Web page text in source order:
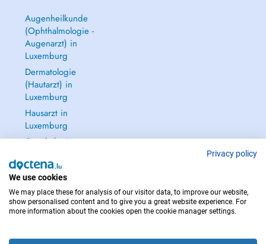
Augenheilkunde
(Ophthalmologie -
Augenarzt) in
Luxemburg
Dermatologie
(Hautarzt) in
Luxemburg
Hausarzt in
Luxemburg
Gynäkologie
Frauenheilkunde)
in Luxemburg
Alle anzeigen →
Privacy policy
We use cookies
We may place these for analysis of our visitor data, to improve our website,
show personalised content and to give you a great website experience. For
more information about the cookies open the cookie manager settings.